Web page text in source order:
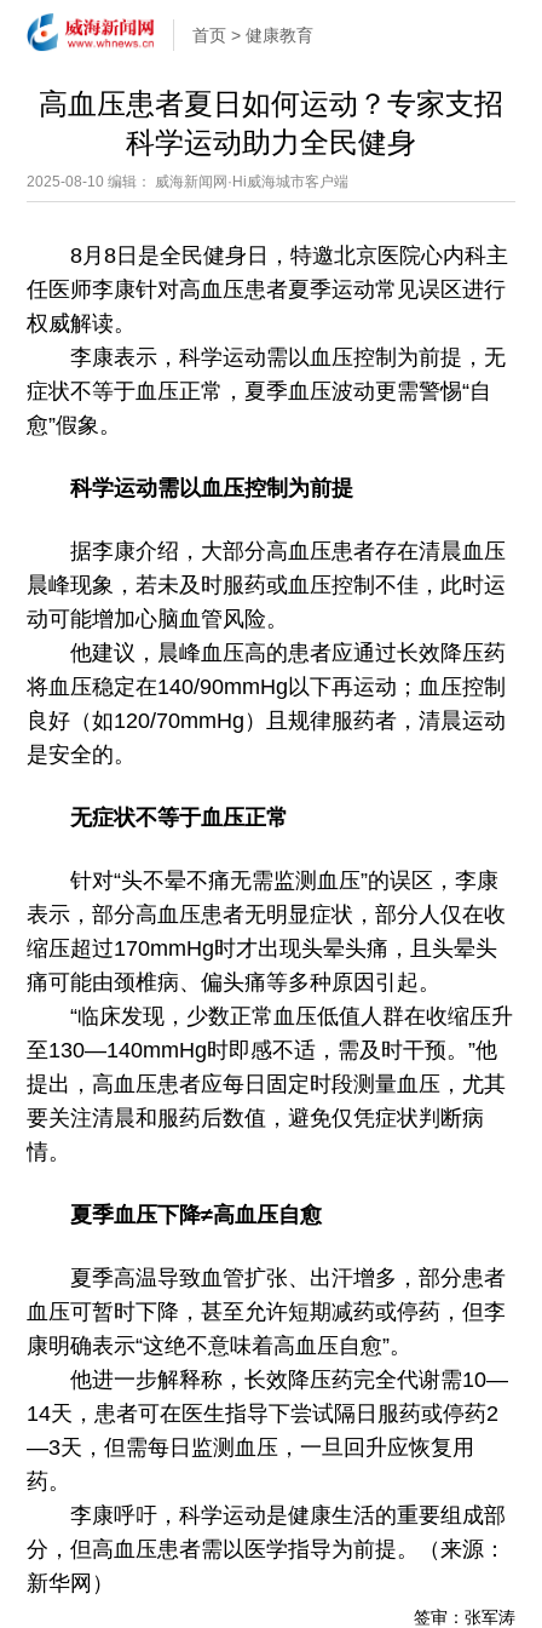
首页 >健康教育
高血压患者夏日如何运动？专家支招
科学运动助力全民健身
2025-08-10编辑： 威海新闻网·Hi威海城市客户端
8月8日是全民健身日，特邀北京医院心内科主
任医师李康针对高血压患者夏季运动常见误区进行
权威解读。
李康表示，科学运动需以血压控制为前提，无
症状不等于血压正常，夏季血压波动更需警惕“自
愈”假象。
科学运动需以血压控制为前提
据李康介绍，大部分高血压患者存在清晨血压
晨峰现象，若未及时服药或血压控制不佳，此时运
动可能增加心脑血管风险。
他建议，晨峰血压高的患者应通过长效降压药
将血压稳定在140/90mmHg以下再运动；血压控制
良好（如120/70mmHg）且规律服药者，清晨运动
是安全的。
无症状不等于血压正常
针对“头不晕不痛无需监测血压”的误区，李康
表示，部分高血压患者无明显症状，部分人仅在收
缩压超过170mmHg时才出现头晕头痛，且头晕头
痛可能由颈椎病、偏头痛等多种原因引起。
“临床发现，少数正常血压低值人群在收缩压升
至130—140mmHg时即感不适，需及时干预。”他
提出，高血压患者应每日固定时段测量血压，尤其
要关注清晨和服药后数值，避免仅凭症状判断病
情。
夏季血压下降≠高血压自愈
夏季高温导致血管扩张、出汗增多，部分患者
血压可暂时下降，甚至允许短期减药或停药，但李
康明确表示“这绝不意味着高血压自愈”。
他进一步解释称，长效降压药完全代谢需10—
14天，患者可在医生指导下尝试隔日服药或停药2
—3天，但需每日监测血压，一旦回升应恢复用
药。
李康呼吁，科学运动是健康生活的重要组成部
分，但高血压患者需以医学指导为前提。（来源：
新华网）
签审：张军涛